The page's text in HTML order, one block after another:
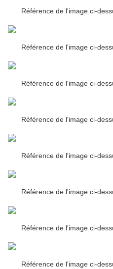
Référence de l'image ci-
Référence de l'image ci-
Référence de l'image ci-
Référence de l'image ci-
Référence de l'image ci-
Référence de l'image ci-
Référence de l'image ci-
Référence de l'image ci-